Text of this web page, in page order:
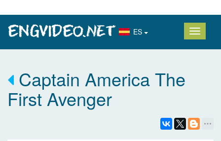
ES
Captain America The
First Avenger